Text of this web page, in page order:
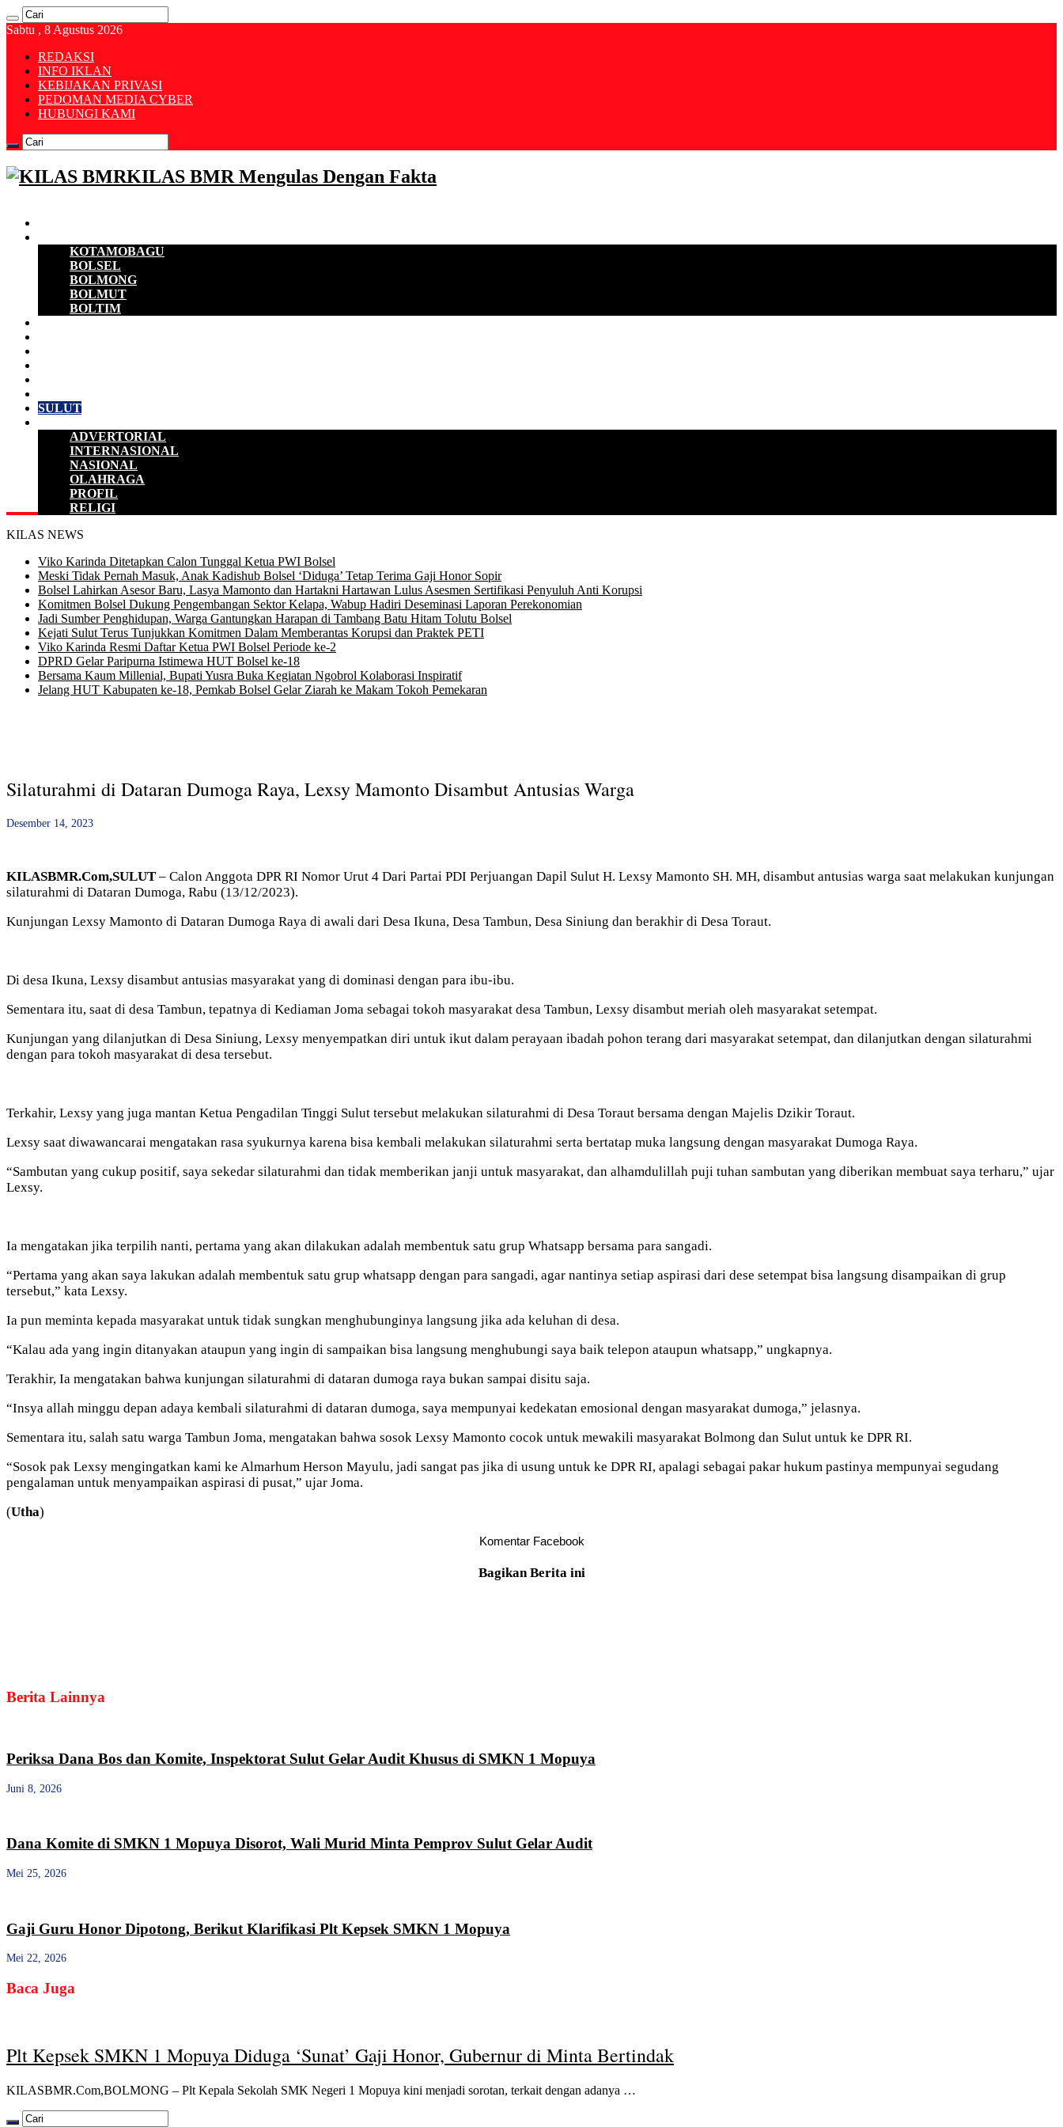
Sabtu , 8 Agustus 2026
REDAKSI
INFO IKLAN
KEBIJAKAN PRIVASI
PEDOMAN MEDIA CYBER
HUBUNGI KAMI
KILAS BMR Mengulas Dengan Fakta
KOTAMOBAGU
BOLSEL
BOLMONG
BOLMUT
BOLTIM
SULUT
ADVERTORIAL
INTERNASIONAL
NASIONAL
OLAHRAGA
PROFIL
RELIGI
KILAS NEWS
Viko Karinda Ditetapkan Calon Tunggal Ketua PWI Bolsel
Meski Tidak Pernah Masuk, Anak Kadishub Bolsel ‘Diduga’ Tetap Terima Gaji Honor Sopir
Bolsel Lahirkan Asesor Baru, Lasya Mamonto dan Hartakni Hartawan Lulus Asesmen Sertifikasi Penyuluh Anti Korupsi
Komitmen Bolsel Dukung Pengembangan Sektor Kelapa, Wabup Hadiri Deseminasi Laporan Perekonomian
Jadi Sumber Penghidupan, Warga Gantungkan Harapan di Tambang Batu Hitam Tolutu Bolsel
Kejati Sulut Terus Tunjukkan Komitmen Dalam Memberantas Korupsi dan Praktek PETI
Viko Karinda Resmi Daftar Ketua PWI Bolsel Periode ke-2
DPRD Gelar Paripurna Istimewa HUT Bolsel ke-18
Bersama Kaum Millenial, Bupati Yusra Buka Kegiatan Ngobrol Kolaborasi Inspiratif
Jelang HUT Kabupaten ke-18, Pemkab Bolsel Gelar Ziarah ke Makam Tokoh Pemekaran
Silaturahmi di Dataran Dumoga Raya, Lexsy Mamonto Disambut Antusias Warga
Desember 14, 2023
KILASBMR.Com,SULUT – Calon Anggota DPR RI Nomor Urut 4 Dari Partai PDI Perjuangan Dapil Sulut H. Lexsy Mamonto SH. MH, disambut antusias warga saat melakukan kunjungan
silaturahmi di Dataran Dumoga, Rabu (13/12/2023).
Kunjungan Lexsy Mamonto di Dataran Dumoga Raya di awali dari Desa Ikuna, Desa Tambun, Desa Siniung dan berakhir di Desa Toraut.
Di desa Ikuna, Lexsy disambut antusias masyarakat yang di dominasi dengan para ibu-ibu.
Sementara itu, saat di desa Tambun, tepatnya di Kediaman Joma sebagai tokoh masyarakat desa Tambun, Lexsy disambut meriah oleh masyarakat setempat.
Kunjungan yang dilanjutkan di Desa Siniung, Lexsy menyempatkan diri untuk ikut dalam perayaan ibadah pohon terang dari masyarakat setempat, dan dilanjutkan dengan silaturahmi
dengan para tokoh masyarakat di desa tersebut.
Terkahir, Lexsy yang juga mantan Ketua Pengadilan Tinggi Sulut tersebut melakukan silaturahmi di Desa Toraut bersama dengan Majelis Dzikir Toraut.
Lexsy saat diwawancarai mengatakan rasa syukurnya karena bisa kembali melakukan silaturahmi serta bertatap muka langsung dengan masyarakat Dumoga Raya.
“Sambutan yang cukup positif, saya sekedar silaturahmi dan tidak memberikan janji untuk masyarakat, dan alhamdulillah puji tuhan sambutan yang diberikan membuat saya terharu,” ujar
Lexsy.
Ia mengatakan jika terpilih nanti, pertama yang akan dilakukan adalah membentuk satu grup Whatsapp bersama para sangadi.
“Pertama yang akan saya lakukan adalah membentuk satu grup whatsapp dengan para sangadi, agar nantinya setiap aspirasi dari dese setempat bisa langsung disampaikan di grup
tersebut,” kata Lexsy.
Ia pun meminta kepada masyarakat untuk tidak sungkan menghubunginya langsung jika ada keluhan di desa.
“Kalau ada yang ingin ditanyakan ataupun yang ingin di sampaikan bisa langsung menghubungi saya baik telepon ataupun whatsapp,” ungkapnya.
Terakhir, Ia mengatakan bahwa kunjungan silaturahmi di dataran dumoga raya bukan sampai disitu saja.
“Insya allah minggu depan adaya kembali silaturahmi di dataran dumoga, saya mempunyai kedekatan emosional dengan masyarakat dumoga,” jelasnya.
Sementara itu, salah satu warga Tambun Joma, mengatakan bahwa sosok Lexsy Mamonto cocok untuk mewakili masyarakat Bolmong dan Sulut untuk ke DPR RI.
“Sosok pak Lexsy mengingatkan kami ke Almarhum Herson Mayulu, jadi sangat pas jika di usung untuk ke DPR RI, apalagi sebagai pakar hukum pastinya mempunyai segudang
pengalaman untuk menyampaikan aspirasi di pusat,” ujar Joma.
(Utha)
Komentar Facebook
Bagikan Berita ini
Berita Lainnya
Periksa Dana Bos dan Komite, Inspektorat Sulut Gelar Audit Khusus di SMKN 1 Mopuya
Juni 8, 2026
Dana Komite di SMKN 1 Mopuya Disorot, Wali Murid Minta Pemprov Sulut Gelar Audit
Mei 25, 2026
Gaji Guru Honor Dipotong, Berikut Klarifikasi Plt Kepsek SMKN 1 Mopuya
Mei 22, 2026
Baca Juga
Plt Kepsek SMKN 1 Mopuya Diduga ‘Sunat’ Gaji Honor, Gubernur di Minta Bertindak
KILASBMR.Com,BOLMONG – Plt Kepala Sekolah SMK Negeri 1 Mopuya kini menjadi sorotan, terkait dengan adanya …